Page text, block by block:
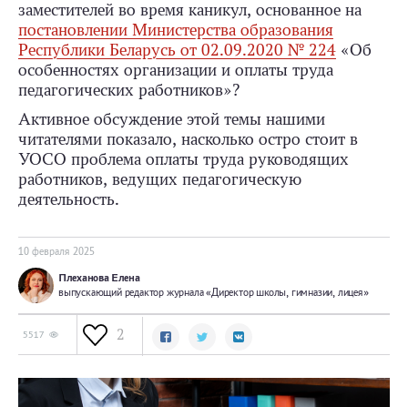
заместителей во время каникул, основанное на
постановлении Министерства образования
Республики Беларусь от 02.09.2020 № 224 «Об
особенностях организации и оплаты труда
педагогических работников»?
Активное обсуждение этой темы нашими
читателями показало, насколько остро стоит в
УОСО проблема оплаты труда руководящих
работников, ведущих педагогическую
деятельность.
10 февраля 2025
Плеханова Елена
выпускающий редактор журнала «Директор школы, гимназии, лицея»
5517 2